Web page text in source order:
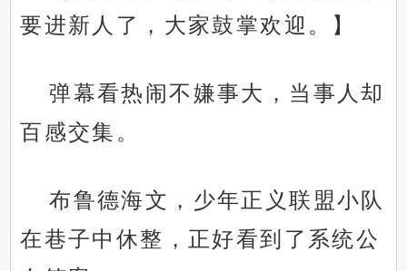
要进新人了，大家鼓掌欢迎。】
弹幕看热闹不嫌事大，当事人却
百感交集。
布鲁德海文，少年正义联盟小队
在巷子中休整，正好看到了系统公